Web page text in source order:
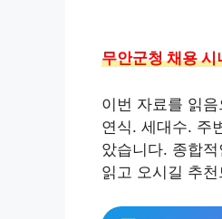
무안군청 채용
이번 자료를 읽
연식. 세대수. 주
았습니다. 종합
읽고 오시길 추